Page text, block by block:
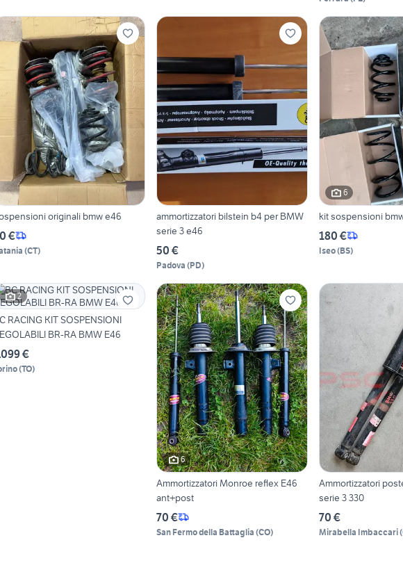
originali bmw e46
€
(CT)
ammortizzatori bilstein b4 per BMW
serie 3 e46
50 €
Padova (PD)
6
kit sospensioni
180 €
Iseo(BS)
2
RACING KIT SOSPENSIONI
BR-RA BMW E46
€
(TO)
6
Ammortizzatori Monroe reflex E46
ant+post
70 €
San Fermo della Battaglia (CO)
Ammortizzatori
serie 3 330
70 €
Mirabella Imbaccari(